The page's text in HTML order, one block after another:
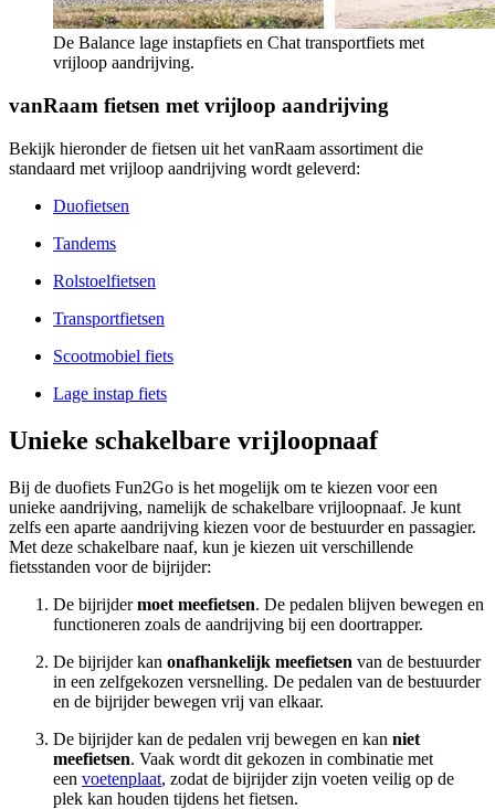
De Balance lage instapfiets en Chat transportfiets met
vrijloop aandrijving.
vanRaam fietsen met vrijloop aandrijving
Bekijk hieronder de fietsen uit het vanRaam assortiment die
standaard met vrijloop aandrijving wordt geleverd:
Duofietsen
Tandems
Rolstoelfietsen
Transportfietsen
Scootmobiel fiets
Lage instap fiets
Unieke schakelbare vrijloopnaaf
Bij de duofiets Fun2Go is het mogelijk om te kiezen voor een
unieke aandrijving, namelijk de schakelbare vrijloopnaaf. Je kunt
zelfs een aparte aandrijving kiezen voor de bestuurder en passagier.
Met deze schakelbare naaf, kun je kiezen uit verschillende
fietsstanden voor de bijrijder:
De bijrijdermoet meefietsen. De pedalen blijven bewegen en
functioneren zoals de aandrijving bij een doortrapper.
De bijrijder kan onafhankelijk meefietsen van de bestuurder
in een zelfgekozen versnelling. De pedalen van de bestuurder
en de bijrijder bewegen vrij van elkaar.
De bijrijder kan de pedalen vrij bewegen en kan niet
meefietsen. Vaak wordt dit gekozen in combinatie met
een voetenplaat, zodat de bijrijder zijn voeten veilig op de
plek kan houden tijdens het fietsen.